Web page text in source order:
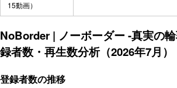
15動画）
NoBorder | ノーボーダー -真実の
録者数・再生数分析（2026年7月）
登録者数の推移